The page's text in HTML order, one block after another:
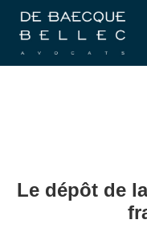
Le dépôt de